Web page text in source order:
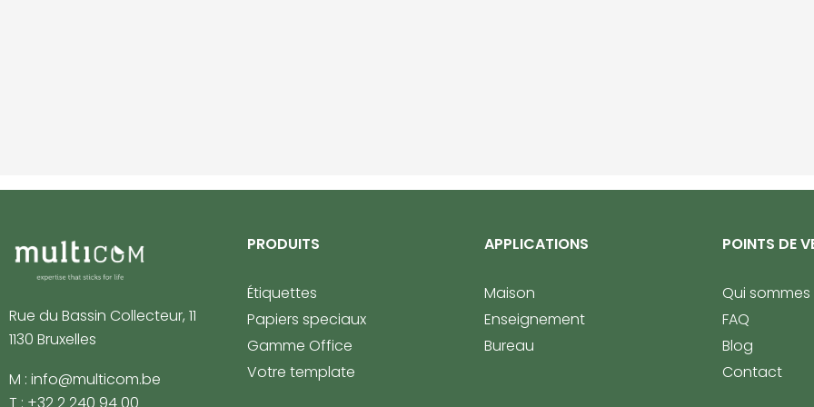
Rue du Bassin Collecteur, 11
1130 Bruxelles
M : info@multicom.be
PRODUITS
Étiquettes
Papiers speciaux
Gamme Office
Votre template
APPLICATIONS
Maison
Enseignement
Bureau
POINTS DE
Qui
FAQ
Blog
Contact